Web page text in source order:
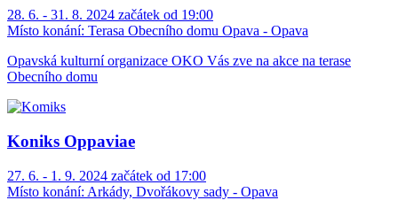
28. 6. - 31. 8. 2024 začátek od 19:00
Místo konání: Terasa Obecního domu Opava - Opava
Opavská kulturní organizace OKO Vás zve na akce na terase
Obecního domu
Koniks Oppaviae
27. 6. - 1. 9. 2024 začátek od 17:00
Místo konání: Arkády, Dvořákovy sady - Opava